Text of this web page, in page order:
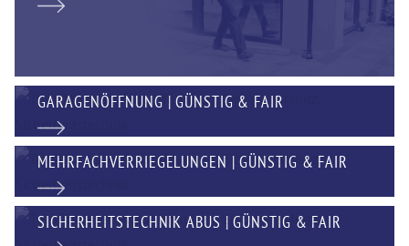
GARAGENÖFFNUNG | GÜNSTIG & FAIR
MEHRFACHVERRIEGELUNGEN | GÜNSTIG & FAIR
SICHERHEITSTECHNIK ABUS | GÜNSTIG & FAIR